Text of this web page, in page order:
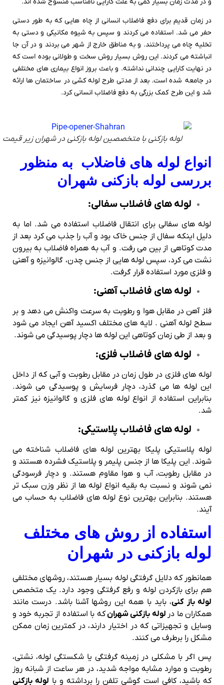
در زمان قدیم برای دفع فاضلاب انسانی از چاه هایی که به طور دستی
حفر می شد. استفاده می کردند و سپس به شیوه مکانیکی و دستی به
تخلیه چاه می پرداختند. و به مناطق خارج از شهر می بردند و در آن جا
انباشته می کردند. این روش بسیار روش سخت و طولانی بوده است که
در نهایت کارایی چندانی نداشته. و باعث بروز انواع بیماری های مختلفی
در جامعه شده است. بعد از مدتی طرح لوله کشی در ساختمان ها ارائه
شد و این طرح کمک بزرگی به دفع فاضلاب انسانی کرد.
لوله بازکنی با متخصصین لوله بازکنی در شهران زیر قیمت
انواع لوله های فاضلاب به منظور
بررسی لوله بازکنی شهران
لوله های فاضلاب سفالی:
لوله های سفالی برای انتقال فاضلاب استفاده می شد. اما به
دلیل اینکه سفال از جنس خاک بود و آب را جذب می کرد بعد از
مدت کوتاهی از بین می رفت. ‌و آب به همراه فاضلاب به بیرون
نشت می کرد، سپس لوله هایی از جنس چدن، گالوانیزه و آهنی
و فلزی مورد استفاده قرار گرفت.
لوله های فاضلاب آهنی:
فلز آهن در مقابل هوا و رطوبت به سرعت واکنش می دهد و بر
سطح لوله آهنی . لایه های مختلف اکسید آهن ایجاد می شود
و بعد از طی زمان کوتاهی این لوله ها دچار پوسیدگی می شوند.
لوله های فاضلاب فلزی:
لوله های فلزی در طول زمان در مقابل رطوبت و آبی که از داخل
این لوله ها می گذرد، دچار فرسایش و پوسیدگی می شوند.
بنابراین استفاده از انواع لوله های فلزی و گالوانیزه نیز کمتر
شد.
لوله های فاضلاب پلاستیکی:
لوله پلاستیکی پلیکا بهترین لوله های فاضلاب شناخته می
شوند. این پلیکا ها از جنس پلیمر و پلاستیک فشرده هستند و
در مقابل رطوبت، آب و هوا مقاوم هستند. و دچار فرسودگی
نمی شوند و نسبت به بقیه انواع لوله ها از نظر وزن سبک تر
هستند. بنابراین بهترین نوع لوله های فاضلاب به حساب می
آیند.
استفاده از روش های مختلف
لوله بازکنی در شهران
همانطور که دلایل گرفتگی لوله بسیار هستند، روشهای مختلفی
هم برای بازکردن لوله و رفع گرفتگی وجود دارد. یک متخصص
لوله باز کنی، باید با همه این روشها آشنا باشد. درست مانند
همکاران ما در لوله بازکنی شهرانکه با استفاده از تجربه خود و
وسایل و تجهیزاتی که در اختیار دارند، در کمترین زمان ممکن
مشکل را برطرف می کنند.
پس اگر با مشکلی در زمینه گرفتگی یا شکستگی لوله، نشتی،
رطوبت و موارد مشابه مواجه شدید، در هر ساعت از شبانه روز
که باشید، کافی است گوشی تلفن را برداشته و با لوله بازکنی